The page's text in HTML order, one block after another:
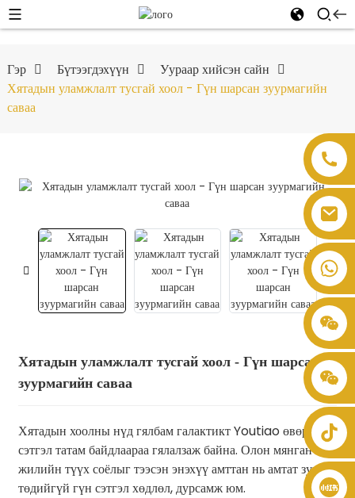
+86 8619946512999
Гэр Бүтээгдэхүүн
Уураар хийсэн сайн
Хятадын уламжлалт тусгай хоол - Гүн шарсан зуурмагийн
саваа
Хятадын уламжлалт тусгай хоол - Гүн шарсан
зуурмагийн саваа
Хятадын хоолны нүд гялбам галактикт Youtiao өвөрмөц
сэтгэл татам байдлаараа гялалзаж байна. Олон мянган
жилийн түүх соёлыг тээсэн энэхүү амттан нь амтат зууш
төдийгүй гүн сэтгэл хөдлөл, дурсамж юм.